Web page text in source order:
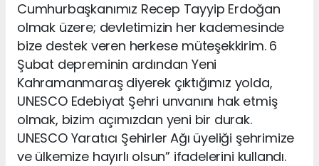
Cumhurbaşkanımız Recep Tayyip Erdoğan
olmak üzere; devletimizin her kademesinde
bize destek veren herkese müteşekkirim. 6
Şubat depreminin ardından Yeni
Kahramanmaraş diyerek çıktığımız yolda,
UNESCO Edebiyat Şehri unvanını hak etmiş
olmak, bizim açımızdan yeni bir durak.
UNESCO Yaratıcı Şehirler Ağı üyeliği şehrimize
ve ülkemize hayırlı olsun” ifadelerini kullandı.